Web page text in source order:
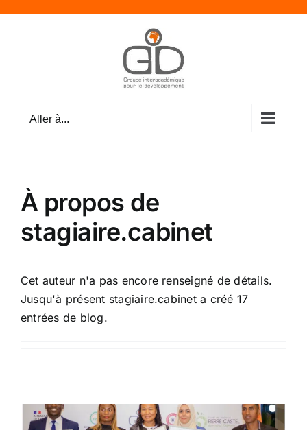
Aller à...
À propos de
stagiaire.cabinet
Cet auteur n'a pas encore renseigné de détails.
Jusqu'à présent stagiaire.cabinet a créé 17
entrées de blog.